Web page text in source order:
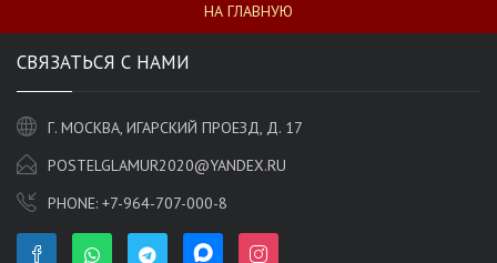
НА ГЛАВНУЮ
СВЯЗАТЬСЯ С НАМИ
Г. МОСКВА, ИГАРСКИЙ ПРОЕЗД, Д. 17
POSTELGLAMUR2020@YANDEX.RU
PHONE: +7-964-707-000-8